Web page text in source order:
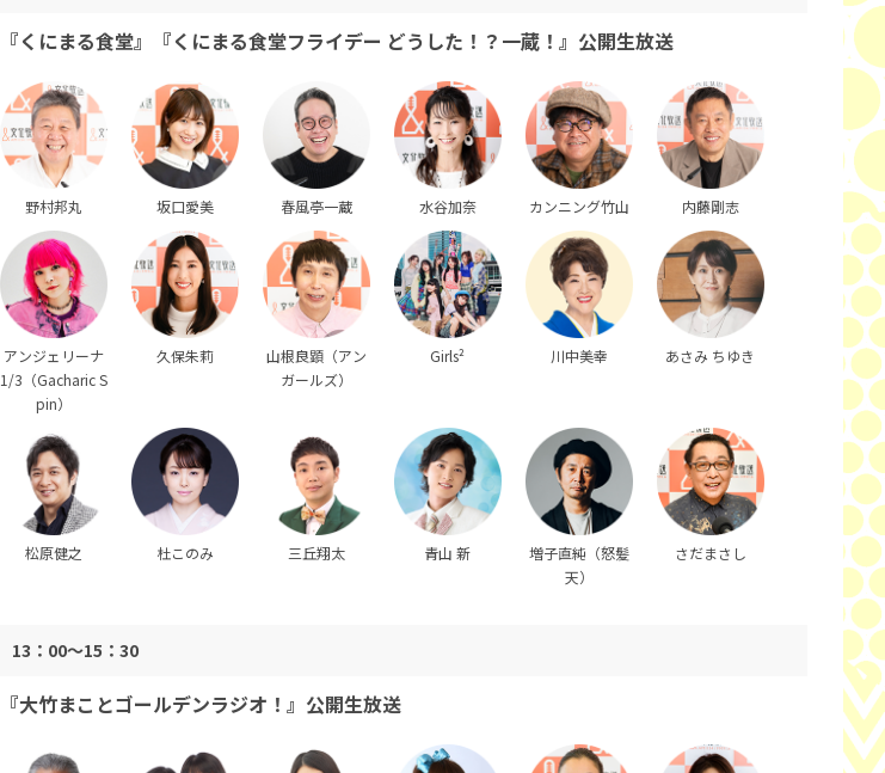
『くにまる食堂』『くにまる食堂フライデー どうした！？一蔵！』公開生放送
野村邦丸 坂口愛美 春風亭一蔵 水谷加奈 カンニング竹山 内藤剛志
アンジェリーナ
1/3（Gacharic S
pin）
久保朱莉
山根良顕（アン
ガールズ）
Girls² 川中美幸 あさみ ちゆき
松原健之 杜このみ 三丘翔太 青山 新
増子直純（怒髪
天）
さだまさし
13：00～15：30
『大竹まことゴールデンラジオ！』公開生放送